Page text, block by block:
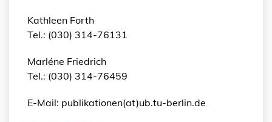
Kathleen Forth
Tel.: (030) 314-76131
Marléne Friedrich
Tel.: (030) 314-76459
E-Mail: publikationen(at)ub.tu-berlin.de